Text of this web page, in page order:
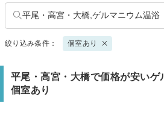
平尾・高宮・大橋,ゲルマニウム温浴
絞り込み条件： 個室あり
平尾・高宮・大橋で価格が安いゲ
個室あり